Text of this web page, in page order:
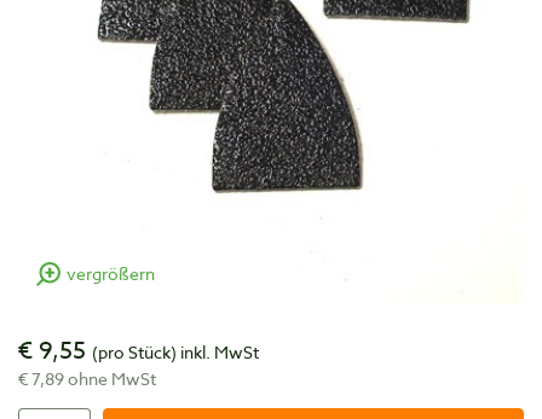
vergrößern
€ 9,55 (pro Stück) inkl. MwSt
€ 7,89 ohne MwSt